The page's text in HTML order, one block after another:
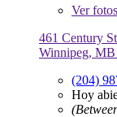
Verfotos
461 Century St
Winnipeg, MB
(204)
Hoy